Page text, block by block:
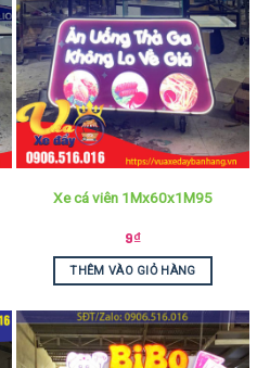
Xe cá viên 1Mx60x1M95
9₫
THÊM VÀO GIỎ HÀNG